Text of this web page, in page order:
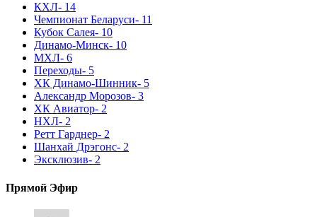
КХЛ- 14
Чемпионат Беларуси- 11
Кубок Салея- 10
Динамо-Минск- 10
МХЛ- 6
Переходы- 5
ХК Динамо-Шинник- 5
Александр Морозов- 3
ХК Авиатор- 2
НХЛ- 2
Ретт Гарднер- 2
Шанхай Дрэгонс- 2
Эксклюзив- 2
Прямой Эфир